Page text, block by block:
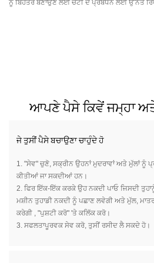
ਨੂੰ ਬਿਹਤਰ ਬਣਾਉਣ ਲਈ ਚੋਟੀ ਦੇ ਪ੍ਰਬੰਧਨ ਲਈ ਉੱਨਤ
ਆਪਣੇ ਪੈਸੇ ਕਿਵੇਂ ਜਮ੍ਹਾ
ਜੇ ਤੁਸੀਂ ਪੈਸੇ ਬਚਾਉਣਾ ਚਾਹੁੰਦੇ ਹੋ
1. "ਸੇਵ" ਚੁਣੋ, ਸਕ੍ਰੀਨ ਉਹਨਾਂ ਮੁਦਰਾਵਾਂ ਅਤੇ ਮੁੱਲਾਂ ਨੂੰ
ਕੀਤੀਆਂ ਜਾ ਸਕਦੀਆਂ ਹਨ।
2. ਫਿਰ ਇੱਕ-ਇੱਕ ਕਰਕੇ ਉਹ ਨਕਦੀ ਪਾਓ ਜਿਸਦੀ
ਮਸ਼ੀਨ ਤੁਹਾਡੀ ਨਕਦੀ ਨੂੰ ਪਛਾਣ ਲਵੇਗੀ ਅਤੇ ਮੁੱਲ,
ਕਰੇਗੀ ,"ਪੁਸ਼ਟੀ ਕਰੋ" 'ਤੇ ਕਲਿੱਕ ਕਰੋ।
3. ਸਫਲਤਾਪੂਰਵਕ ਸੇਵ ਕਰੋ, ਤੁਸੀਂ ਰਸੀਦ ਲੈ ਸਕਦੇ ਹੋ।